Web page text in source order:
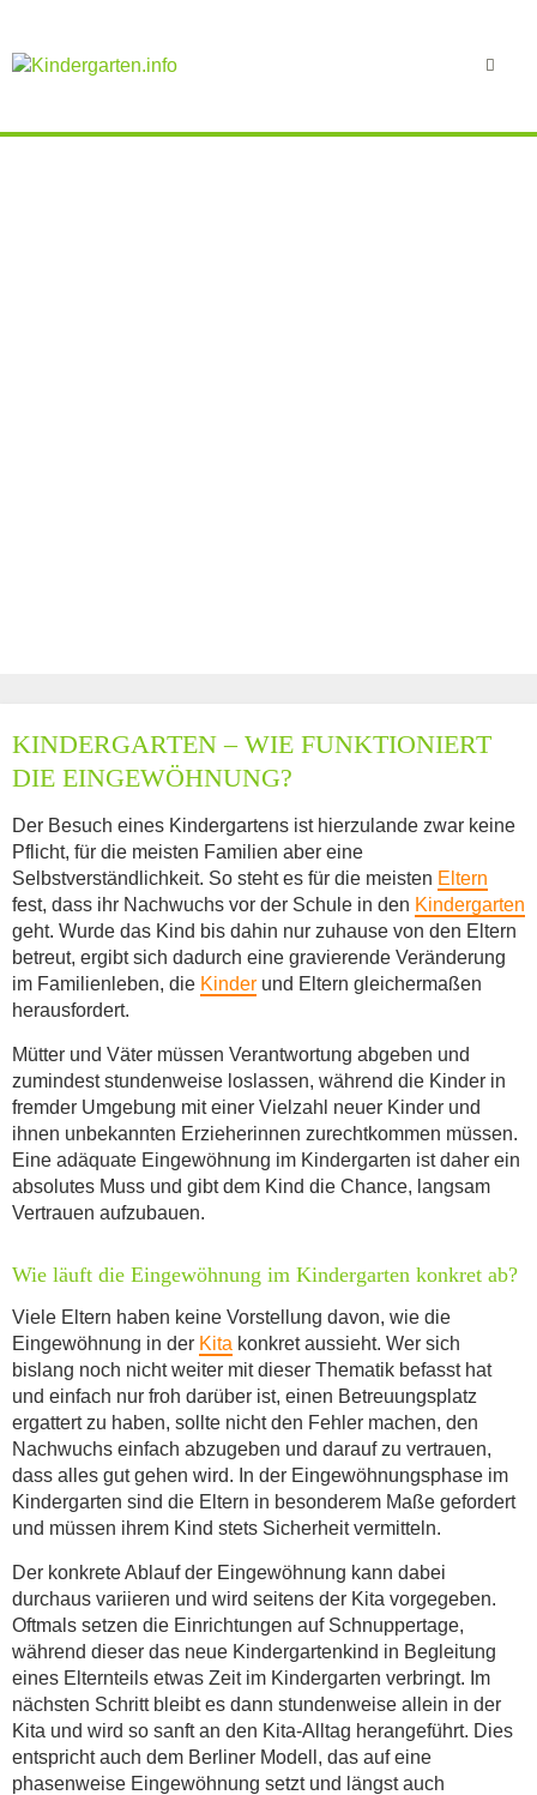
KINDERGARTEN – WIE FUNKTIONIERT
DIE EINGEWÖHNUNG?
Der Besuch eines Kindergartens ist hierzulande zwar keine
Pflicht, für die meisten Familien aber eine
Selbstverständlichkeit. So steht es für die meisten Eltern
fest, dass ihr Nachwuchs vor der Schule in den Kindergarten
geht. Wurde das Kind bis dahin nur zuhause von den Eltern
betreut, ergibt sich dadurch eine gravierende Veränderung
im Familienleben, die Kinder und Eltern gleichermaßen
herausfordert.
Mütter und Väter müssen Verantwortung abgeben und
zumindest stundenweise loslassen, während die Kinder in
fremder Umgebung mit einer Vielzahl neuer Kinder und
ihnen unbekannten Erzieherinnen zurechtkommen müssen.
Eine adäquate Eingewöhnung im Kindergarten ist daher ein
absolutes Muss und gibt dem Kind die Chance, langsam
Vertrauen aufzubauen.
Wie läuft die Eingewöhnung im Kindergarten konkret ab?
Viele Eltern haben keine Vorstellung davon, wie die
Eingewöhnung in der Kita konkret aussieht. Wer sich
bislang noch nicht weiter mit dieser Thematik befasst hat
und einfach nur froh darüber ist, einen Betreuungsplatz
ergattert zu haben, sollte nicht den Fehler machen, den
Nachwuchs einfach abzugeben und darauf zu vertrauen,
dass alles gut gehen wird. In der Eingewöhnungsphase im
Kindergarten sind die Eltern in besonderem Maße gefordert
und müssen ihrem Kind stets Sicherheit vermitteln.
Der konkrete Ablauf der Eingewöhnung kann dabei
durchaus variieren und wird seitens der Kita vorgegeben.
Oftmals setzen die Einrichtungen auf Schnuppertage,
während dieser das neue Kindergartenkind in Begleitung
eines Elternteils etwas Zeit im Kindergarten verbringt. Im
nächsten Schritt bleibt es dann stundenweise allein in der
Kita und wird so sanft an den Kita-Alltag herangeführt. Dies
entspricht auch dem Berliner Modell, das auf eine
phasenweise Eingewöhnung setzt und längst auch